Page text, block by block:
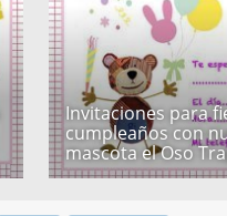
Invitaciones para
cumpleaños con
mascota el Oso